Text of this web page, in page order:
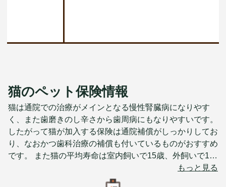
猫のペット保険情報
猫は通院での治療がメインとなる慢性腎臓病になりやす
く、また歯磨きのし辛さから歯周病にもなりやすいです。
したがって猫が加入する保険は通院補償がしっかりしてお
り、なおかつ歯科治療の補償も付いているものがおすすめ
です。 また猫の平均寿命は室内飼いで15歳、外飼いで13
歳程度となっており、比較的長めですから高齢時の保険料
にも気をつける必要があります。 愛猫を長生きさせてあ
もっと見る